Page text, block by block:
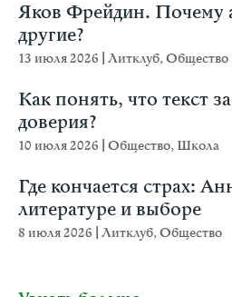
Яков Фрейдин. Почему
другие?
13 июля 2026 Литклуб,Общество
Как понять, что текст
доверия?
10 июля 2026 Общество, Школа
Где кончается страх:
литературе и выборе
8 июля 2026 Литклуб,Общество